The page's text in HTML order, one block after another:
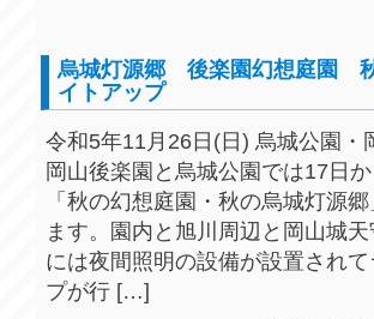
烏城灯源郷 後楽園幻想庭園
イトアップ
令和5年11月26日(日) 烏城公園・
岡山後楽園と烏城公園では17日
「秋の幻想庭園・秋の烏城灯源
ます。園内と旭川周辺と岡山城
には夜間照明の設備が設置されて
プが行 […]